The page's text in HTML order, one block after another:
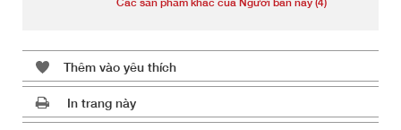
Thêm vào yêu thích
In trang này